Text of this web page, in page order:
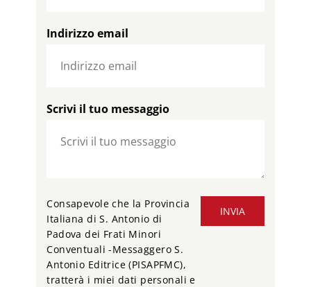
Indirizzo email
Scrivi il tuo messaggio
INVIA
Consapevole che la Provincia
Italiana di S. Antonio di
Padova dei Frati Minori
Conventuali -Messaggero S.
Antonio Editrice (PISAPFMC),
tratterà i miei dati personali e